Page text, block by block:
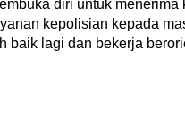
diri untuk
kepolisian kepada
baik lagi dan bekerja